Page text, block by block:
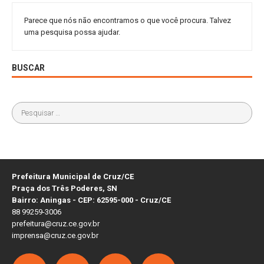
Parece que nós não encontramos o que você procura. Talvez
uma pesquisa possa ajudar.
BUSCAR
Prefeitura Municipal de Cruz/CE
Praça dos Três Poderes, SN
Bairro: Aningas - CEP: 62595-000 - Cruz/CE
88 99259-3006
prefeitura@cruz.ce.gov.br
imprensa@cruz.ce.gov.br